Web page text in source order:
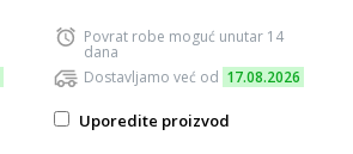
Povrat robe moguć unutar 14
dana
Dostavljamo već od 17.08.2026
Uporedite proizvod